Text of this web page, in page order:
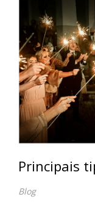
Principais
Blog